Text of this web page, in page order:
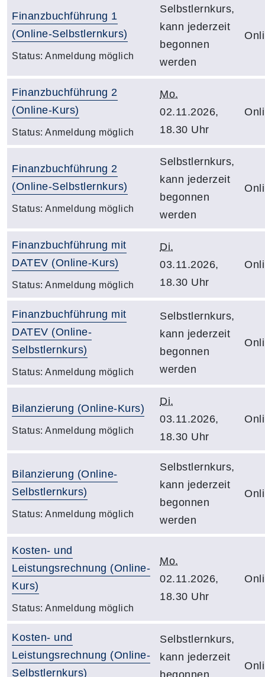
Finanzbuchführung 1
(Online-Selbstlernkurs)
Status: Anmeldung möglich
Selbstlernkurs,
kann jederzeit
begonnen
werden
Finanzbuchführung 2
(Online-Kurs)
Status: Anmeldung möglich
Mo.
02.11.2026,
18.30 Uhr
Finanzbuchführung 2
(Online-Selbstlernkurs)
Status: Anmeldung möglich
Selbstlernkurs,
kann jederzeit
begonnen
werden
Finanzbuchführung mit
DATEV (Online-Kurs)
Status: Anmeldung möglich
Di.
03.11.2026,
18.30 Uhr
Finanzbuchführung mit
DATEV (Online-
Selbstlernkurs)
Status: Anmeldung möglich
Selbstlernkurs,
kann jederzeit
begonnen
werden
Bilanzierung (Online-Kurs)
Status: Anmeldung möglich
Di.
03.11.2026,
18.30 Uhr
Bilanzierung (Online-
Selbstlernkurs)
Status: Anmeldung möglich
Selbstlernkurs,
kann jederzeit
begonnen
werden
Kosten- und
Leistungsrechnung (Online-
Kurs)
Status: Anmeldung möglich
Mo.
02.11.2026,
18.30 Uhr
Kosten- und
Leistungsrechnung (Online-
Selbstlernkurs)
Selbstlernkurs,
kann jederzeit
begonnen